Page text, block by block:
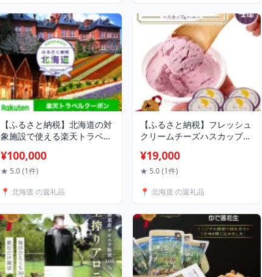
【ふるさと納税】北海道の対
象施設で使える楽天トラベル
F6S-146
¥100,000
★ 5.0 (1件)
📍 北海道 の返礼品
【ふるさと納税】フレッシュ
クリームチーズハスカップ＆
イグレード食品 北海道産 ク
リームチーズ フレッシュチ
蜜 乳製品 乳酸菌 国産 サンド
ルメ ギフト F6S-432
¥19,000
★ 5.0 (1件)
📍 北海道 の返礼品